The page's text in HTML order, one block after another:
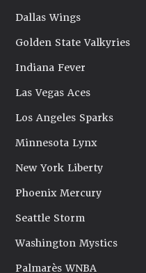
Dallas Wings
Golden State Valkyries
Indiana Fever
Las Vegas Aces
Los Angeles Sparks
Minnesota Lynx
New York Liberty
Phoenix Mercury
Seattle Storm
Washington Mystics
Palmarès WNBA